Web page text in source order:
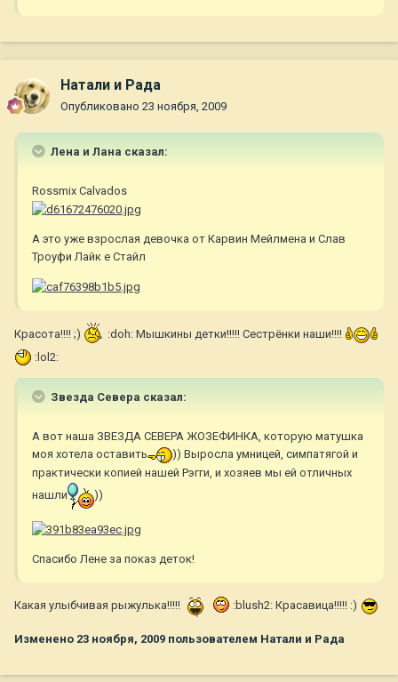
Натали и Рада
Опубликовано 23 ноября, 2009
Лена и Лана сказал:
Rossmix Calvados
А это уже взрослая девочка от Карвин Мейлмена и Слав
Троуфи Лайк е Стайл
Красота!!!! ;)
:doh: Мышкины детки!!!!! Сестрёнки наши!!!!
:lol2:
Звезда Севера сказал:
А вот наша ЗВЕЗДА СЕВЕРА ЖОЗЕФИНКА, которую матушка
моя хотела оставить
)) Выросла умницей, симпатягой и
практически копией нашей Рэгги, и хозяев мы ей отличных
нашли
))
Спасибо Лене за показ деток!
Какая улыбчивая рыжулька!!!!! :blush2: Красавица!!!!! :)
Изменено 23 ноября, 2009 пользователем Натали и Рада